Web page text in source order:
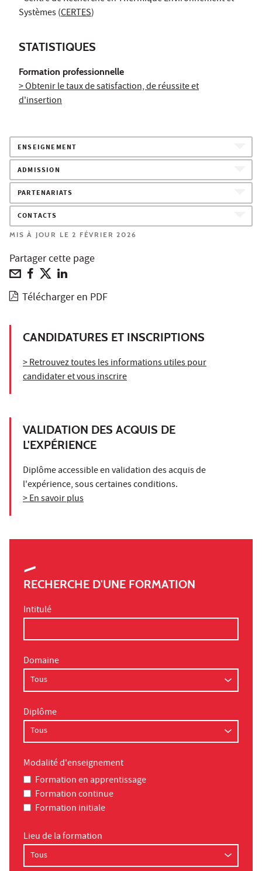
Systèmes (CERTES)
STATISTIQUES
Formation professionnelle
> Obtenir le taux de satisfaction, de réussite et
d'insertion
ENSEIGNEMENT
ADMISSION
PARTENARIATS
CONTACTS
MIS À JOUR LE 2 FÉVRIER 2026
Partager cette page
Télécharger en PDF
CANDIDATURES ET INSCRIPTIONS
> Retrouvez toutes les informations utiles pour
candidater et vous inscrire
VALIDATION DES ACQUIS DE
L'EXPÉRIENCE
Diplôme accessible en validation des acquis de
l'expérience, sous certaines conditions.
> En savoir plus
RECHERCHE D'UNE FORMATION
Intitulé
Domaine
Diplôme
Modalité d'enseignement
Formation en apprentissage
Formation continue
Formation initiale
Lieu de la formation